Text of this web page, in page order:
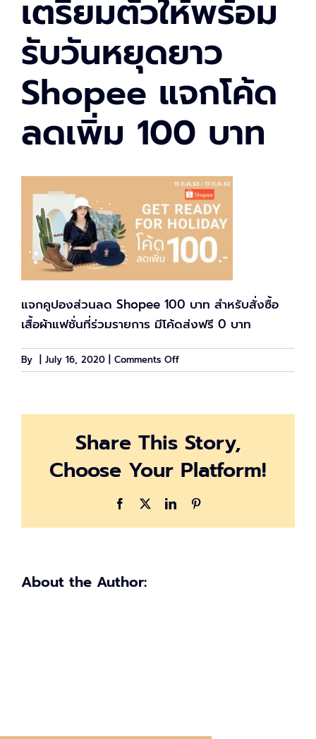
เตรียมตัวให้พร้อม
รับวันหยุดยาว
Shopee แจกโค้ด
ลดเพิ่ม 100 บาท
แจกคูปองส่วนลด Shopee 100 บาท สำหรับสั่งซื้อ
เสื้อผ้าแฟชั่นที่ร่วมรายการ มีโค้ดส่งฟรี 0 บาท
By July 16, 2020 Comments Offon
เตรียม
รับ
วัน
หยุด
Shopee
โค้ด
Share This Story,
Choose Your Platform!
Facebook LinkedIn
About the Author: